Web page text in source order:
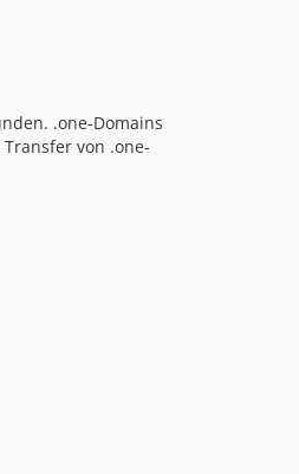
.one-Domains
von .one-